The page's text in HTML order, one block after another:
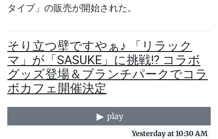
タイプ」の販売が開始された。
そり立つ壁ですやぁ♪ 「リラック
マ」が「SASUKE」に挑戦!? コラボ
グッズ登場＆ブランチパークでコラ
ボカフェ開催決定
play
Yesterday at 10:30 AM